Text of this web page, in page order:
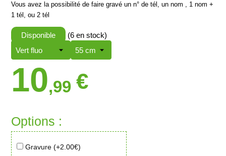
Vous avez la possibilité de faire gravé un n° de tél, un nom , 1 nom +
1 tél, ou 2 tél
Disponible (6 en stock)
10,99 €
Options :
Gravure (+2.00€)